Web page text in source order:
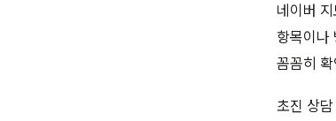
네이버
항목이나
꼼꼼히
초진 상